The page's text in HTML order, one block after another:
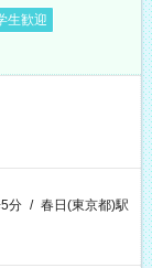
生歓迎
分 / 春日(東京都)駅